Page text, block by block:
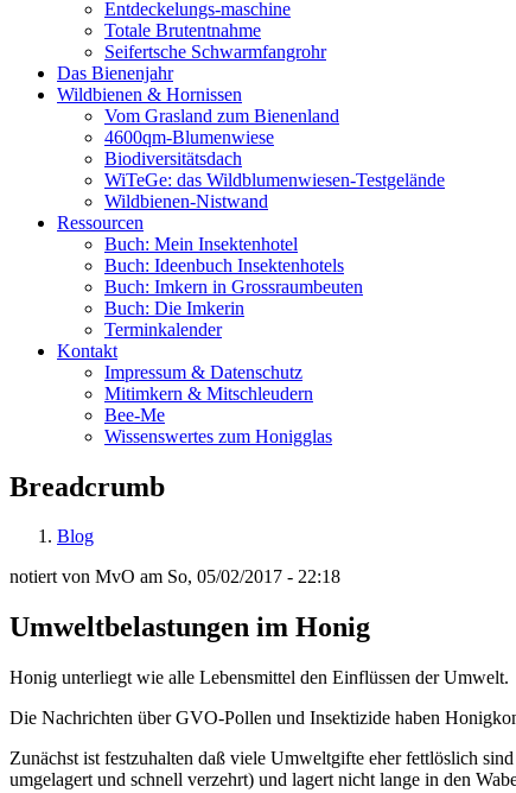
Entdeckelungs-maschine
Totale Brutentnahme
Seifertsche Schwarmfangrohr
Das Bienenjahr
Wildbienen & Hornissen
Vom Grasland zum Bienenland
4600qm-Blumenwiese
Biodiversitätsdach
WiTeGe: das Wildblumenwiesen-Testgelände
Wildbienen-Nistwand
Ressourcen
Buch: Mein Insektenhotel
Buch: Ideenbuch Insektenhotels
Buch: Imkern in Grossraumbeuten
Buch: Die Imkerin
Terminkalender
Kontakt
Impressum & Datenschutz
Mitimkern & Mitschleudern
Bee-Me
Wissenswertes zum Honigglas
Breadcrumb
Blog
notiert von MvO am So, 05/02/2017 - 22:18
Umweltbelastungen im Honig
Honig unterliegt wie alle Lebensmittel den Einflüssen der Umwelt.
Die Nachrichten über GVO-Pollen und Insektizide haben
Zunächst ist festzuhalten daß viele Umweltgifte eher fettlöslich
umgelagert und schnell verzehrt) und lagert nicht lange in den